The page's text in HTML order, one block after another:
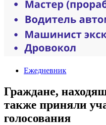
Ежедневник
Граждане,
также приняли
голосования